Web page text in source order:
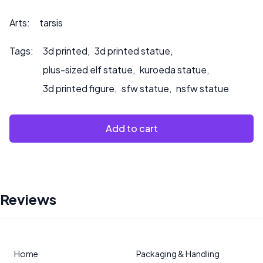
souhaitez que nous peignions le produit.
Arts: tarsis
Tags: 3d printed, 3d printed statue,
plus-sized elf statue, kuroeda statue,
3d printed figure, sfw statue, nsfw statue
Add to cart
Reviews
Home Packaging & Handling